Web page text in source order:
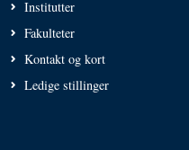
Institutter
Fakulteter
Kontakt og kort
Ledige stillinger